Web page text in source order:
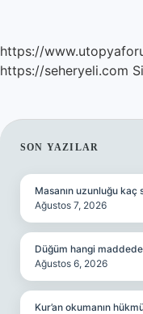
https://
https://seheryeli.com
SIDEBAR
SON YAZILAR
Masanın uzunluğu kaç
Ağustos 7, 2026
Düğüm hangi
Ağustos 6, 2026
Kur’an okumanın